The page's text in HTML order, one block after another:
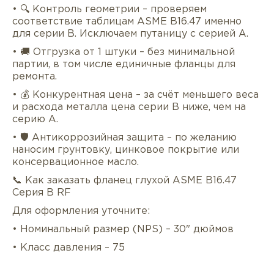
• 🔍 Контроль геометрии – проверяем
соответствие таблицам ASME B16.47 именно
для серии B. Исключаем путаницу с серией A.
• 🚚 Отгрузка от 1 штуки – без минимальной
партии, в том числе единичные фланцы для
ремонта.
• 💰 Конкурентная цена – за счёт меньшего веса
и расхода металла цена серии B ниже, чем на
серию A.
• 🛡 Антикоррозийная защита – по желанию
наносим грунтовку, цинковое покрытие или
консервационное масло.
📞 Как заказать фланец глухой ASME B16.47
Серия B RF
Для оформления уточните:
• Номинальный размер (NPS) – 30" дюймов
• Класс давления – 75